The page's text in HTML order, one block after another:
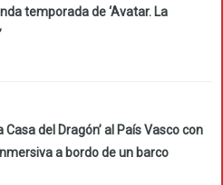
temporada de ‘Avatar. La
Casa del Dragón’ al País Vasco con
a bordo de un barco